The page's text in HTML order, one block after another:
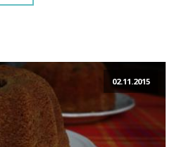
02.11.2015